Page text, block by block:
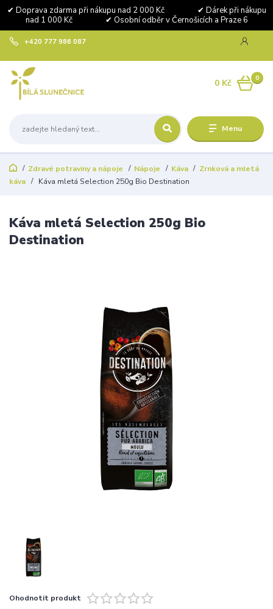
✔ Doprava zdarma při nákupu nad 2 000 Kč ✔ Dárek při nákupu
nad 1 000 Kč ✔ Osobní odběr v Černošicích a Praze 6
Menu
+420 777 986 087
0
0 Kč
Zdravé potraviny a nápoje Nápoje Káva
Zrnková a mletá
káva
Káva mletá Selection 250g Bio Destination
Káva mletá Selection 250g Bio
Destination
Ohodnotit produkt